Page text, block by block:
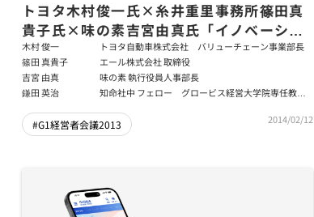
トヨタ木村俊一氏×糸井重里事務所篠田真
貴子氏×味の素吉宮由真氏「イノベーショ
ンを起こす人材マネジメントによる企業成
長」前編
木村 俊一
トヨタ自動車株式会社 バリューチェーン事業部長
篠田 真貴子
エール株式会社 取締役
吉宮 由真
味の素 執行役員人事部長
鎌田 英治
知命社中 フェロー グロービス経営大学院専任教
#G1経営者会議2013 2014/02/12